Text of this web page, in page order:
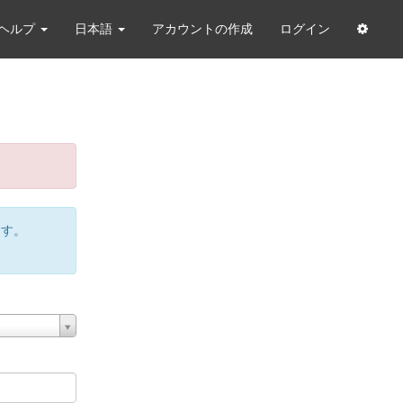
ルプ 日本語 アカウントの作成 ログイン
。